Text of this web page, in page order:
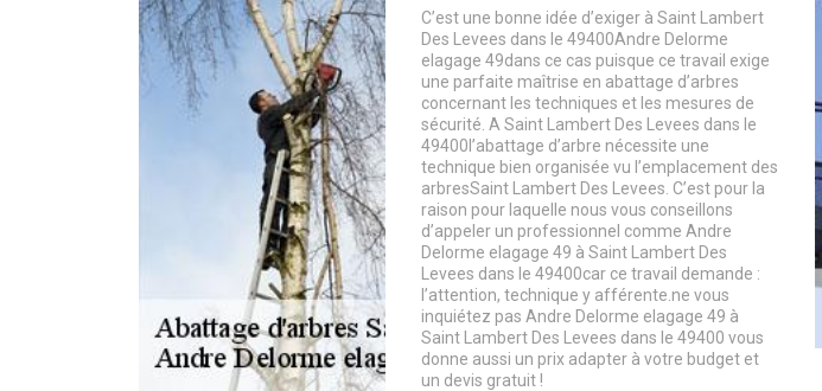
C’est une bonne idée d’exiger à Saint Lambert
Des Levees dans le 49400Andre Delorme
elagage 49dans ce cas puisque ce travail exige
une parfaite maîtrise en abattage d’arbres
concernant les techniques et les mesures de
sécurité. A Saint Lambert Des Levees dans le
49400l’abattage d’arbre nécessite une
technique bien organisée vu l’emplacement des
arbresSaint Lambert Des Levees. C’est pour la
raison pour laquelle nous vous conseillons
d’appeler un professionnel comme Andre
Delorme elagage 49 à Saint Lambert Des
Levees dans le 49400car ce travail demande :
l’attention, technique y afférente.ne vous
inquiétez pas Andre Delorme elagage 49 à
Saint Lambert Des Levees dans le 49400 vous
donne aussi un prix adapter à votre budget et
un devis gratuit !